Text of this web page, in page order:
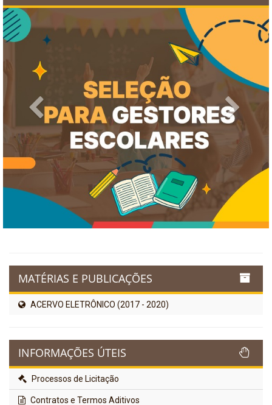
Previous Next
MATÉRIAS E PUBLICAÇÕES
ACERVO ELETRÔNICO (2017 - 2020)
INFORMAÇÕES ÚTEIS
Processos de Licitação
Contratos e Termos Aditivos